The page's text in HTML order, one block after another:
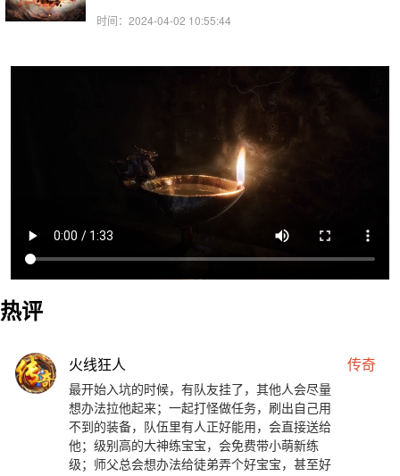
时间：2024-04-02 10:55:44
热评
火线狂人 传奇
最开始入坑的时候，有队友挂了，其他人会尽量
想办法拉他起来；一起打怪做任务，刷出自己用
不到的装备，队伍里有人正好能用，会直接送给
他；级别高的大神练宝宝，会免费带小萌新练
级；师父总会想办法给徒弟弄个好宝宝，甚至好